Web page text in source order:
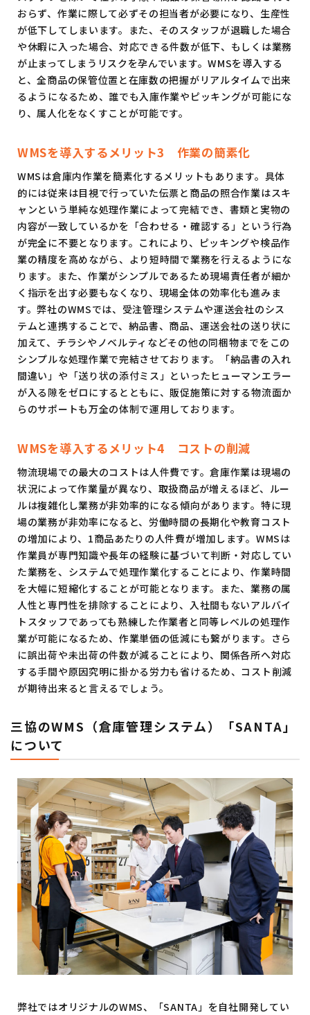
おらず、作業に際して必ずその担当者が必要になり、生産性
が低下してしまいます。また、そのスタッフが退職した場合
や休暇に入った場合、対応できる件数が低下、もしくは業務
が止まってしまうリスクを孕んでいます。WMSを導入する
と、全商品の保管位置と在庫数の把握がリアルタイムで出来
るようになるため、誰でも入庫作業やピッキングが可能にな
り、属人化をなくすことが可能です。
WMSを導入するメリット3 作業の簡素化
WMSは倉庫内作業を簡素化するメリットもあります。具体
的には従来は目視で行っていた伝票と商品の照合作業はスキ
ャンという単純な処理作業によって完結でき、書類と実物の
内容が一致しているかを「合わせる・確認する」という行為
が完全に不要となります。これにより、ピッキングや検品作
業の精度を高めながら、より短時間で業務を行えるようにな
ります。また、作業がシンプルであるため現場責任者が細か
く指示を出す必要もなくなり、現場全体の効率化も進みま
す。弊社のWMSでは、受注管理システムや運送会社のシス
テムと連携することで、納品書、商品、運送会社の送り状に
加えて、チラシやノベルティなどその他の同梱物までをこの
シンプルな処理作業で完結させております。「納品書の入れ
間違い」や「送り状の添付ミス」といったヒューマンエラー
が入る隙をゼロにするとともに、販促施策に対する物流面か
らのサポートも万全の体制で運用しております。
WMSを導入するメリット4 コストの削減
物流現場での最大のコストは人件費です。倉庫作業は現場の
状況によって作業量が異なり、取扱商品が増えるほど、ルー
ルは複雑化し業務が非効率的になる傾向があります。特に現
場の業務が非効率になると、労働時間の長期化や教育コスト
の増加により、1商品あたりの人件費が増加します。WMSは
作業員が専門知識や長年の経験に基づいて判断・対応してい
た業務を、システムで処理作業化することにより、作業時間
を大幅に短縮化することが可能となります。また、業務の属
人性と専門性を排除することにより、入社間もないアルバイ
トスタッフであっても熟練した作業者と同等レベルの処理作
業が可能になるため、作業単価の低減にも繋がります。さら
に誤出荷や未出荷の件数が減ることにより、関係各所へ対応
する手間や原因究明に掛かる労力も省けるため、コスト削減
が期待出来ると言えるでしょう。
三協のWMS（倉庫管理システム）「SANTA」
について
弊社ではオリジナルのWMS、「SANTA」を自社開発してい